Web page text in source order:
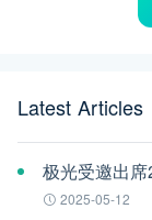
Latest Articles
2025-05-12